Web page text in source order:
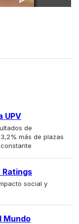
UPV
de
más de plazas
social y
Mundo